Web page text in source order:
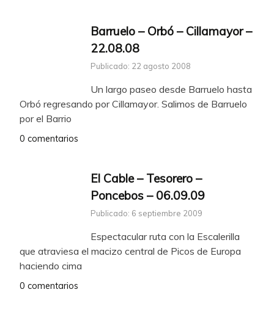
Barruelo – Orbó – Cillamayor –
22.08.08
Publicado: 22 agosto 2008
Un largo paseo desde Barruelo hasta
Orbó regresando por Cillamayor. Salimos de Barruelo
por el Barrio
0 comentarios
El Cable – Tesorero –
Poncebos – 06.09.09
Publicado: 6 septiembre 2009
Espectacular ruta con la Escalerilla
que atraviesa el macizo central de Picos de Europa
haciendo cima
0 comentarios